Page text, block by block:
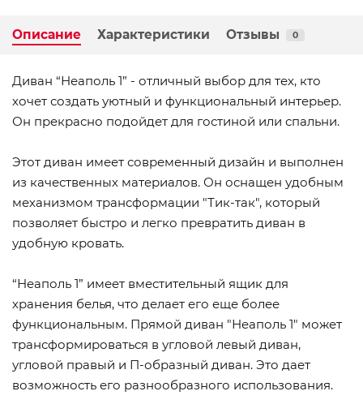
Описание Характеристики Отзывы 0
Диван “Неаполь 1” - отличный выбор для тех, кто
хочет создать уютный и функциональный интерьер.
Он прекрасно подойдет для гостиной или спальни.
Этот диван имеет современный дизайн и выполнен
из качественных материалов. Он оснащен удобным
механизмом трансформации "Тик-так", который
позволяет быстро и легко превратить диван в
удобную кровать.
“Неаполь 1” имеет вместительный ящик для
хранения белья, что делает его еще более
функциональным. Прямой диван "Неаполь 1" может
трансформироваться в угловой левый диван,
угловой правый и П-образный диван. Это дает
возможность его разнообразного использования.